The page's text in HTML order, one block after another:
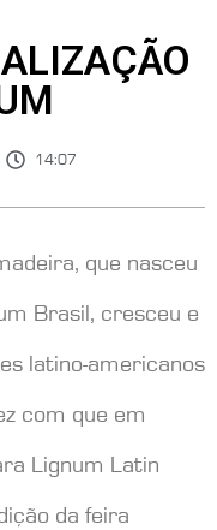
14:07
que nasceu
Brasil, cresceu e
latino-americanos
com que em
Lignum Latin
da feira